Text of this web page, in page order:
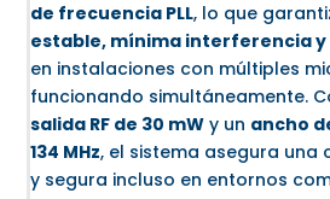
de frecuencia PLL, lo que
estable, mínima interferencia
en instalaciones con múltiples
funcionando simultáneamente.
salida RF de 30 mW y un ancho
134 MHz, el sistema asegura una
y segura incluso en entornos